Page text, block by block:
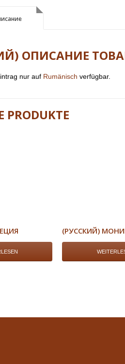
ОПИСАНИЕ
nur auf Rumänisch verfügbar.
PRODUKTE
(РУССКИЙ)